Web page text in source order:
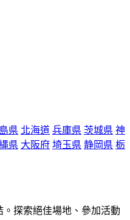
県 北海道 兵庫県 茨城県 神
県 大阪府 埼玉県 静岡県 栃
探索絕佳場地、參加活動